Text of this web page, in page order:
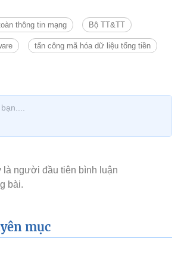
thông tin mạng Bộ TT&TT
tấn công mã hóa dữ liệu tống tiền
mục